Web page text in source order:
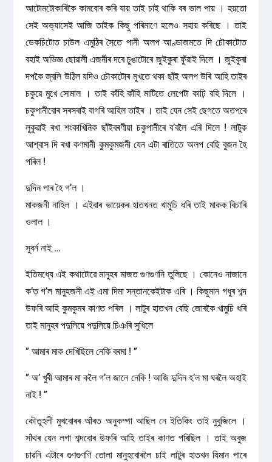
আটোমটোকাৰিকৈ কামবোৰ কৰি যায় তাই চাই থাকি বৰ ভাল পায় । হয়তো
সেই অভ্যাসেই আজি তাইক কিছু পৰিমাণে হলেও সহায় কৰিছে । তাই
ডেকচিটোত চাউল এমুঠিৰ সৈতে পানী অলপ আণ্ডাজমতে দি চৌকাটোত
বহাই অভিজ্ঞ ছোৱালী এজনীৰ দৰে চুঙাটোৰে জুইকুৰা ফুঁৱাই দিলে । জুইকুৰা
দপকৈ জ্বলি উঠিল যদিও চৌকাটোৰ মুখতে থকা ছাঁই অলপ উৰি আহি তাইৰ
চকুৱে মুখে সোমাল । তাই কাঁহি কাঁহি মাটিতে লেপেটা কাঢ়ি বহি দিলে ।
চকুপানীবোৰ সৰসৰাই বাগৰি আহিল তাইৰ । তাই যেন সেই ছেগতে অতপৰে
লুকুৱাই ৰখা শংকাখিনিক ছাঁইবৰণীয়া চকুপানীৰে ব’বলৈ এৰি দিলে ! লাটুক
আশ্বাস দি ৰখা কণমানী কুমকুমজনী যেন এটা ৰাতিতে অলপ বেছি বুজন হৈ
পৰিল !
দুদিন পাৰ হৈ গ’ল ।
মাকজনী নাহিল । এইবাৰ ভায়েকৰ হাতখনত খামুচি ধৰি তাই মাকক বিচাৰি
ওলাল ।
সুবৰ্ন নাই …
ইতিমধ্যে এই কথাটোৱে মানুহৰ মাজত গুণগুণনি তুলিছে । কোনেও নাজানে
ক’ত গ’ল মানুহজনী এই এমা দিমা সন্তানকেইটাক এৰি । কিছুমান গধুৰ শব্দ
উফৰি আহি কুমকুমৰ কাণত পৰিল । লাটুৰ হাতখন বেছি জোৰকৈ খামুচি ধৰি
তাই মানুহৰ পদুলিয়ে পদুলিয়ে চিঞৰি সুধিলে
” আমাৰ মাক দেখিছিলে নেকি বৰমা ! ”
” অ’ খুৰী আমাৰ মা কলৈ গ’ল জানে নেকি ! আজি দুদিন হ’ল মা ঘৰলৈ অহাই
নাই ! ”
কৌতূহলী মুখবোৰৰ আঁৰত অনুকম্পা আছিল নে ইতিকিং তাই নুবুজিলে ।
সাঁথৰ যেন লগা শব্দবোৰ উফৰি আহি তাইৰ কাণত পৰিছিল । তাই অবুজ
চাৱনি এটাৰে গুণগুণণি তোলা মানুহবোৰলৈ চাই লাটুৰ হাতখন যিমান পাৰে